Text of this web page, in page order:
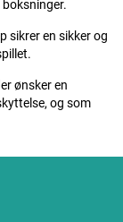
sikrer en sikker og
ønsker en
og som